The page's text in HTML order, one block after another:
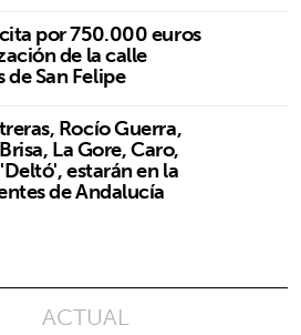
por 750.000 euros
de la calle
San Felipe
Rocío Guerra,
La Gore, Caro,
estarán en la
de Andalucía
ACTUAL